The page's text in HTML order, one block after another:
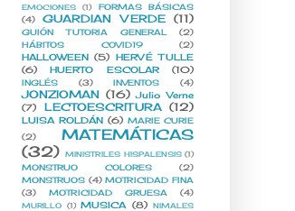
EMOCIONES (1)
FORMAS BÁSICAS
(4)
GUARDIAN VERDE (11)
GUIÓN TUTORIA GENERAL
(2)
HÁBITOS COVID19
(2)
HALLOWEEN (5) HERVÉ TULLE
(6)
HUERTO ESCOLAR (10)
INGLÉS (3) INVENTOS (4)
JONZIOMAN (16) Julio Verne
(7)
LECTOESCRITURA (12)
LUISA ROLDÁN (6) MARIE CURIE
(2)
MATEMÁTICAS
(32)
MINISTRILES HISPALENSIS (1)
MONSTRUO COLORES
(2)
MONSTRUOS (4) MOTRICIDAD FINA
(3)
MOTRICIDAD GRUESA (4)
MURILLO (1) MUSICA (8)
NIMALES